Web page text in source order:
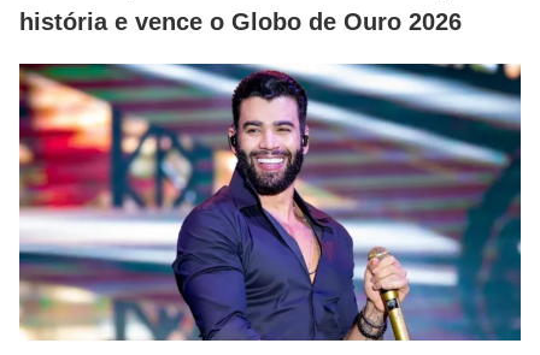
história e vence o Globo de Ouro 2026